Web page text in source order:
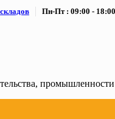
Пн-Пт : 09:00 - 18:00